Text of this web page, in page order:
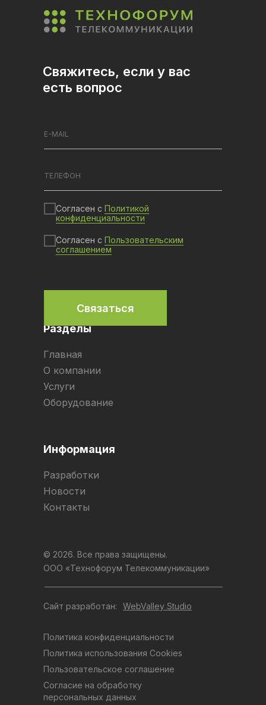
Разделы
Информация
Главная
О компании
Услуги
Оборудование
Разработки
Новости
Контакты
Политика использования Cookies
Согласие на обработку
персональных данных
Пользовательское соглашение
Политика конфиденциальности
© 2026. Все права защищены.
ООО «Технофорум Телекоммуникации»
Сайт разработан:
Согласен с Политикой
конфиденциальности
Согласен с Пользовательским
соглашением
Связаться
Свяжитесь, если у вас
есть вопрос
WebValley Studio